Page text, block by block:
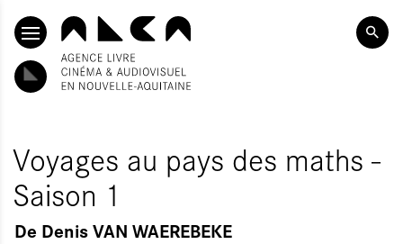
SKIP TO CONTENT
Voyages au pays des maths -
Saison 1
De Denis VAN WAEREBEKE